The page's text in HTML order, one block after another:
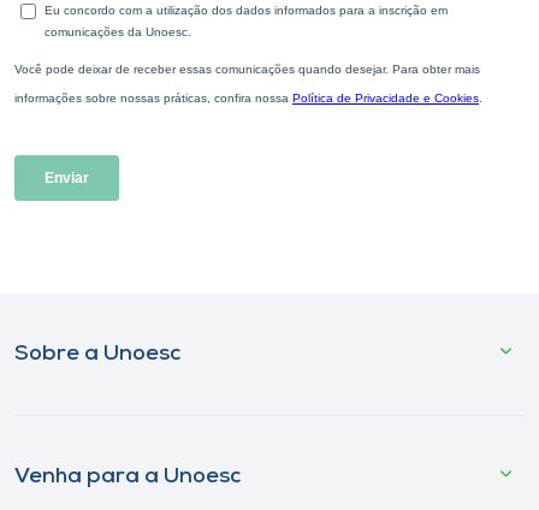
Sobre a Unoesc
Venha para a Unoesc